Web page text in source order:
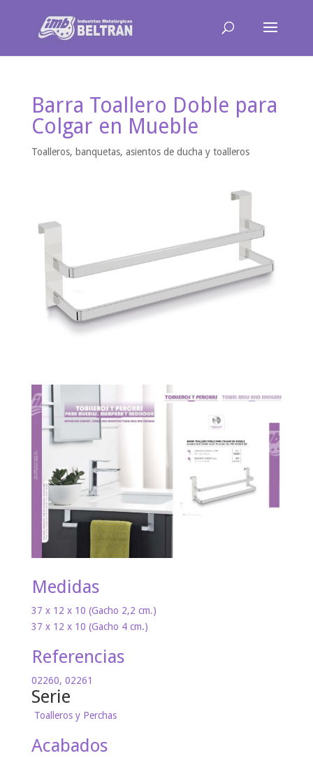
Barra Toallero Doble para
Colgar en Mueble
Toalleros, banquetas, asientos de ducha y toalleros
Medidas
37 x 12 x 10 (Gacho 2,2 cm.)
37 x 12 x 10 (Gacho 4 cm.)
Referencias
02260, 02261
Serie
Toalleros y Perchas
Acabados